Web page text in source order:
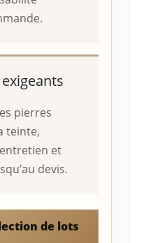
pierres
teinte,
et
devis.
de lots